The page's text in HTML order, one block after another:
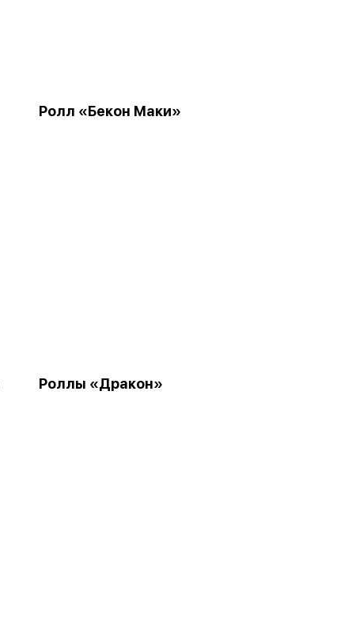
Ролл «Бекон Маки»
Роллы «Дракон»